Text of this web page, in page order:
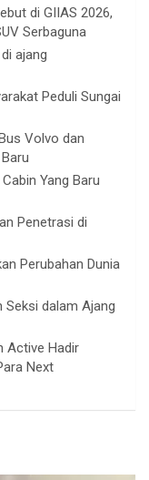
di GIIAS 2026,
Serbaguna
ajang
Peduli Sungai
Volvo dan
Yang Baru
Penetrasi di
Perubahan Dunia
Seksi dalam Ajang
Active Hadir
Next